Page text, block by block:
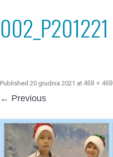
002_P201221
Published 20 grudnia 2021 at 469 × 469
← Previous